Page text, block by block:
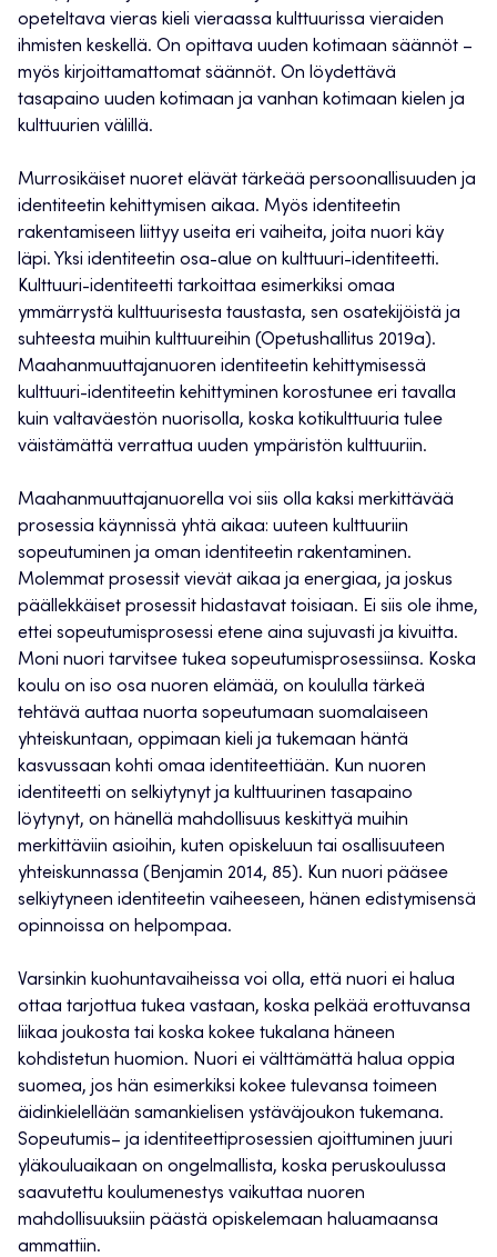
opeteltava vieras kieli vieraassa kulttuurissa vieraiden
ihmisten keskellä. On opittava uuden kotimaan säännöt –
myös kirjoittamattomat säännöt. On löydettävä
tasapaino uuden kotimaan ja vanhan kotimaan kielen ja
kulttuurien välillä.
Murrosikäiset nuoret elävät tärkeää persoonallisuuden ja
identiteetin kehittymisen aikaa. Myös identiteetin
rakentamiseen liittyy useita eri vaiheita, joita nuori käy
läpi. Yksi identiteetin osa-alue on kulttuuri-identiteetti.
Kulttuuri-identiteetti tarkoittaa esimerkiksi omaa
ymmärrystä kulttuurisesta taustasta, sen osatekijöistä ja
suhteesta muihin kulttuureihin (Opetushallitus 2019a).
Maahanmuuttajanuoren identiteetin kehittymisessä
kulttuuri-identiteetin kehittyminen korostunee eri tavalla
kuin valtaväestön nuorisolla, koska kotikulttuuria tulee
väistämättä verrattua uuden ympäristön kulttuuriin.
Maahanmuuttajanuorella voi siis olla kaksi merkittävää
prosessia käynnissä yhtä aikaa: uuteen kulttuuriin
sopeutuminen ja oman identiteetin rakentaminen.
Molemmat prosessit vievät aikaa ja energiaa, ja joskus
päällekkäiset prosessit hidastavat toisiaan. Ei siis ole ihme,
ettei sopeutumisprosessi etene aina sujuvasti ja kivuitta.
Moni nuori tarvitsee tukea sopeutumisprosessiinsa. Koska
koulu on iso osa nuoren elämää, on koululla tärkeä
tehtävä auttaa nuorta sopeutumaan suomalaiseen
yhteiskuntaan, oppimaan kieli ja tukemaan häntä
kasvussaan kohti omaa identiteettiään. Kun nuoren
identiteetti on selkiytynyt ja kulttuurinen tasapaino
löytynyt, on hänellä mahdollisuus keskittyä muihin
merkittäviin asioihin, kuten opiskeluun tai osallisuuteen
yhteiskunnassa (Benjamin 2014, 85). Kun nuori pääsee
selkiytyneen identiteetin vaiheeseen, hänen edistymisensä
opinnoissa on helpompaa.
Varsinkin kuohuntavaiheissa voi olla, että nuori ei halua
ottaa tarjottua tukea vastaan, koska pelkää erottuvansa
liikaa joukosta tai koska kokee tukalana häneen
kohdistetun huomion. Nuori ei välttämättä halua oppia
suomea, jos hän esimerkiksi kokee tulevansa toimeen
äidinkielellään samankielisen ystäväjoukon tukemana.
Sopeutumis– ja identiteettiprosessien ajoittuminen juuri
yläkouluaikaan on ongelmallista, koska peruskoulussa
saavutettu koulumenestys vaikuttaa nuoren
mahdollisuuksiin päästä opiskelemaan haluamaansa
ammattiin.